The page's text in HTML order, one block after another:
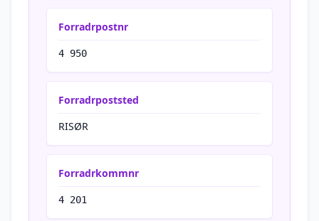
Forradrpostnr
4 950
Forradrpoststed
RISØR
Forradrkommnr
4 201